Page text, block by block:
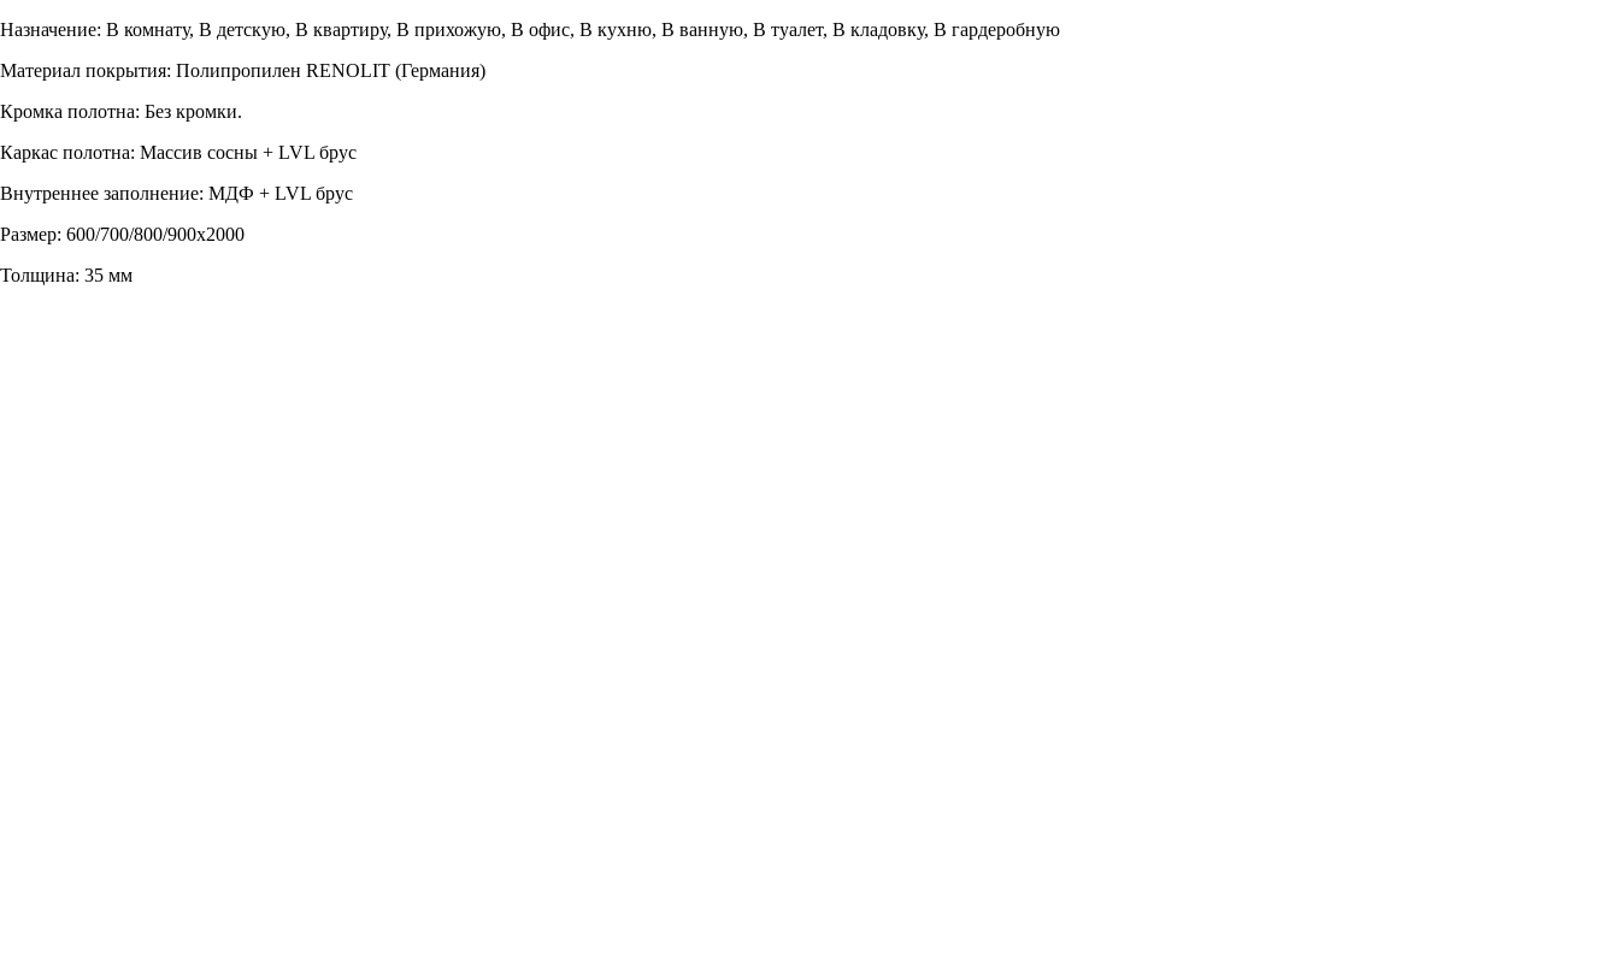
Назначение: В комнату, В детскую, В квартиру, В прихожую, В офис, В кухню, В ванную, В туалет, В кладовку, В гардеробную
Материал покрытия: Полипропилен RENOLIT (Германия)
Кромка полотна: Без кромки.
Каркас полотна: Массив сосны + LVL брус
Внутреннее заполнение: МДФ + LVL брус
Размер: 600/700/800/900х2000
Толщина: 35 мм